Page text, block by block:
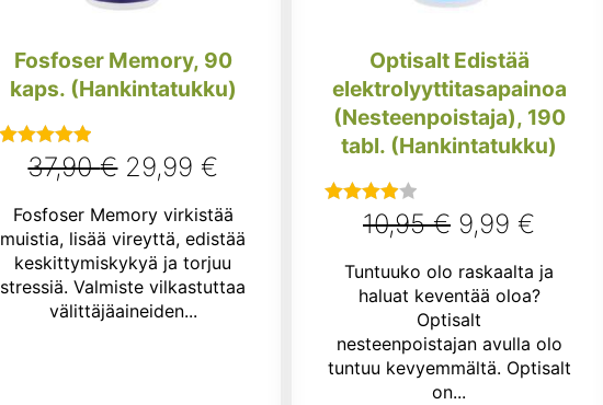
Fosfoser Memory, 90
kaps. (Hankintatukku)
Arvostelu
tuotteesta:
5.00/ 5
37,90€ Alkuperäinen
hinta
oli:
37,90 €.
29,99 €
hinta
on:
29,99 €.
Fosfoser Memory virkistää
muistia, lisää vireyttä, edistää
keskittymiskykyä ja torjuu
stressiä. Valmiste vilkastuttaa
välittäjäaineiden...
Optisalt Edistää
elektrolyyttitasapainoa
(Nesteenpoistaja), 190
tabl. (Hankintatukku)
Arvostelu
tuotteesta:
4.00/ 5
10,95€ Alkuperäinen
hinta
oli:
10,95 €.
9,99 €
hinta
on:
9,99 €.
Tuntuuko olo raskaalta ja
haluat keventää oloa?
Optisalt
nesteenpoistajan avulla olo
tuntuu kevyemmältä. Optisalt
on...